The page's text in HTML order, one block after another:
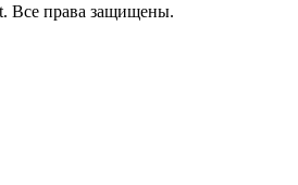
Все права защищены.